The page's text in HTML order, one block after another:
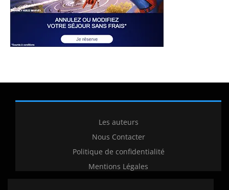
Les auteurs
Nous Contacter
Politique de confidentialité
Mentions Légales